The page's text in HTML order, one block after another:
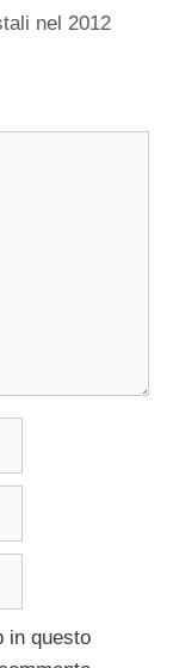
nel 2012
in questo